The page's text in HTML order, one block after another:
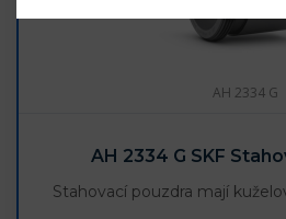
AH 2334 G
AH 2334 G SKF
Stahovací pouzdra mají